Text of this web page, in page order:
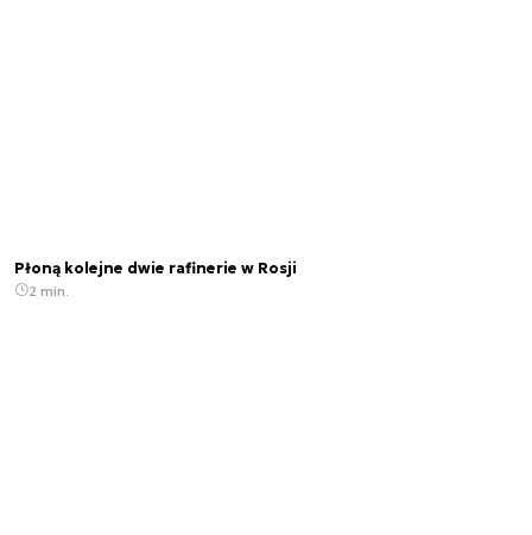
Płoną kolejne dwie rafinerie w Rosji
2 min.